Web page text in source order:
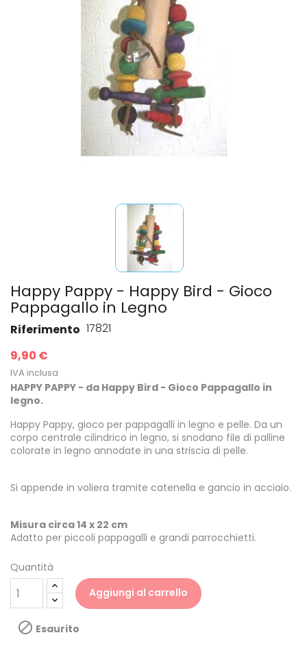
Happy Pappy - Happy Bird - Gioco
Pappagallo in Legno
Riferimento 17821
9,90 €
IVA inclusa
HAPPY PAPPY - da Happy Bird - Gioco Pappagallo in
legno.
Happy Pappy, gioco per pappagalli in legno e pelle. Da un
corpo centrale cilindrico in legno, si snodano file di palline
colorate in legno annodate in una striscia di pelle.
Si appende in voliera tramite catenella e gancio in acciaio.
Misura circa 14 x 22 cm
Adatto per piccoli pappagalli e grandi parrocchietti.
Quantità
Aggiungi al carrello
 Esaurito